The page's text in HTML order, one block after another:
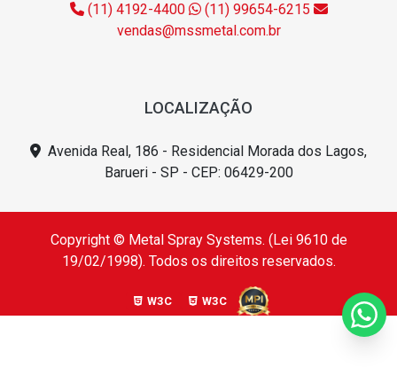
(11) 4192-4400
(11) 99654-6215
vendas@mssmetal.com.br
LOCALIZAÇÃO
Avenida Real, 186 - Residencial Morada dos Lagos,
Barueri - SP - CEP: 06429-200
Copyright © Metal Spray Systems. (Lei 9610 de
19/02/1998). Todos os direitos reservados.
W3C W3C